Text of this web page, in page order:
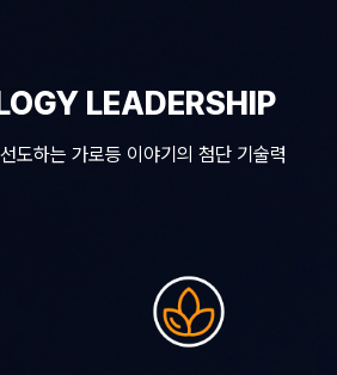
LEADERSHIP
도하는 가로등 이야기의 첨단 기술력